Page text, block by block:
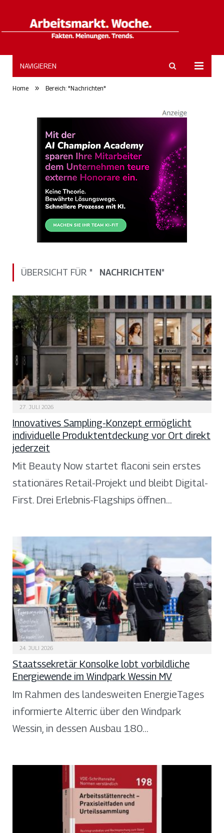
ArbeitsmarktWoche
NAVIGIEREN
Home » Bereich: "Nachrichten"
ÜBERSICHT FÜR " NACHRICHTEN"
27. JULI 2026
Innovatives Sampling-Konzept ermöglicht
individuelle Produktentdeckung vor Ort direkt
jederzeit
Mit Beauty Now startet flaconi sein erstes
stationäres Retail-Projekt und bleibt Digital-
First. Drei Erlebnis-Flagships öffnen…
24. JULI 2026
Staatssekretär Konsolke lobt vorbildliche
Energiewende im Windpark Wessin MV
Im Rahmen des landesweiten EnergieTages
informierte Alterric über den Windpark
Wessin, in dessen Ausbau 180…